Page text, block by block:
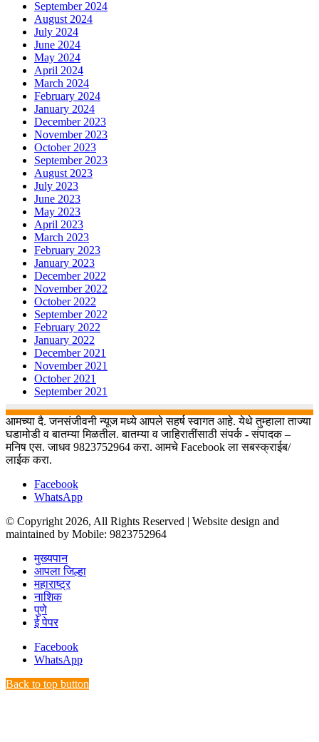
September 2024
August 2024
July 2024
June 2024
May 2024
April 2024
March 2024
February 2024
January 2024
December 2023
November 2023
October 2023
September 2023
August 2023
July 2023
June 2023
May 2023
April 2023
March 2023
February 2023
January 2023
December 2022
November 2022
October 2022
September 2022
February 2022
January 2022
December 2021
November 2021
October 2021
September 2021
आमच्या दै. जनसंजीवनी न्यूज मध्ये आपले सहर्ष स्वागत आहे. येथे तुम्हाला ताज्या
घडामोडी व बातम्या मिळतील. बातम्या व जाहिरातींसाठी संपर्क - संपादक –
मनिष एस. जाधव 9823752964 करा. आमचे Facebook ला सबस्क्राईब/
लाईक करा.
Facebook
WhatsApp
© Copyright 2026, All Rights Reserved | Website design and
maintained by Mobile: 9823752964
मुख्यपान
आपला जिल्हा
महाराष्ट्र
नाशिक
पुणे
ई पेपर
Facebook
WhatsApp
Back to top button